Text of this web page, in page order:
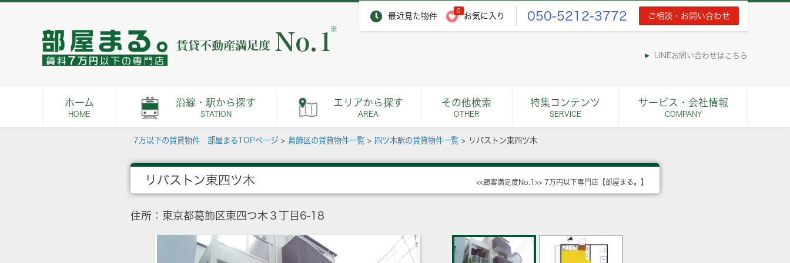
最近見た物件
0
お気に入り 050-5212-3772 ご相談・お問い合わせ
※
LINEお問い合わせはこちら
ホーム
HOME
沿線・駅から探す
STATION
エリアから探す
AREA
その他検索
OTHER
特集コンテンツ
SERVICE
サービス・会社情報
COMPANY
7万以下の賃貸物件 部屋まるTOPページ > 葛飾区の賃貸物件一覧 > 四ツ木駅の賃貸物件一覧 > リバストン東四ツ木
リバストン東四ツ木 <<顧客満足度No.1>> 7万円以下専門店【部屋まる。】
住所：東京都葛飾区東四つ木３丁目6-18